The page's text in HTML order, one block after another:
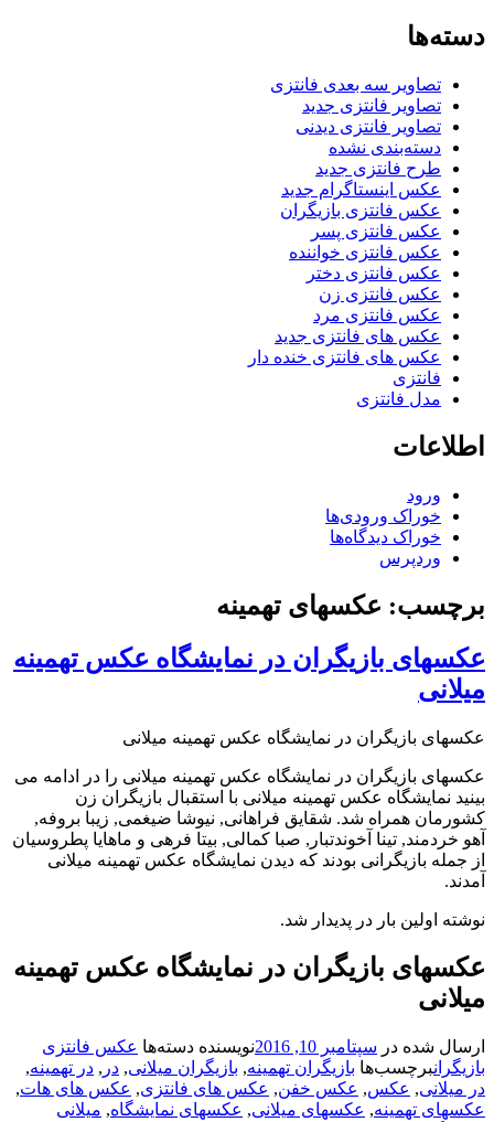
دسته‌ها
تصاویر سه بعدی فانتزی
تصاویر فانتزی جدید
تصاویر فانتزی دیدنی
دسته‌بندی نشده
طرح فانتزی جدید
عکس اینستاگرام جدید
عکس فانتزی بازیگران
عکس فانتزی پسر
عکس فانتزی خواننده
عکس فانتزی دختر
عکس فانتزی زن
عکس فانتزی مرد
عکس های فانتزی جدید
عکس های فانتزی خنده دار
فانتزی
مدل فانتزی
اطلاعات
ورود
خوراک ورودی‌ها
خوراک دیدگاه‌ها
وردپرس
برچسب: عکسهای تهمینه
عکسهای بازیگران در نمایشگاه عکس تهمینه
میلانی
عکسهای بازیگران در نمایشگاه عکس تهمینه میلانی
عکسهای بازیگران در نمایشگاه عکس تهمینه میلانی را در ادامه می
بینید نمایشگاه عکس تهمینه میلانی با استقبال بازیگران زن
کشورمان همراه شد. شقایق فراهانی, نیوشا ضیغمی, زیبا بروفه,
آهو خردمند, تینا آخوندتبار, صبا کمالی, بیتا فرهی و ماهایا پطروسیان
از جمله بازیگرانی بودند که دیدن نمایشگاه عکس تهمینه میلانی
آمدند.
نوشته اولین بار در پدیدار شد.
عکسهای بازیگران در نمایشگاه عکس تهمینه
میلانی
ارسال شده در سپتامبر 10, 2016 نویسنده دسته‌ها عکس فانتزی
بازیگرانبرچسب‌ها بازیگران تهمینه, بازیگران میلانی, در , در تهمینه,
در میلانی, عکس, عکس خفن, عکس های فانتزی, عکس های هات,
عکسهای تهمینه, عکسهای میلانی, عکسهای نمایشگاه, میلانی